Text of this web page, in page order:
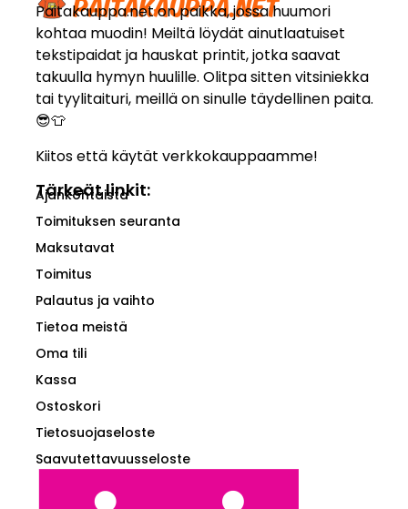
Paitakauppa.net on paikka, jossa huumori
kohtaa muodin! Meiltä löydät ainutlaatuiset
tekstipaidat ja hauskat printit, jotka saavat
takuulla hymyn huulille. Olitpa sitten vitsiniekka
tai tyylitaituri, meillä on sinulle täydellinen paita.
😎👕
Kiitos että käytät verkkokauppaamme!
Tärkeät linkit:
Ajankohtaista
Toimituksen seuranta
Maksutavat
Toimitus
Palautus ja vaihto
Tietoa meistä
Oma tili
Kassa
Ostoskori
Tietosuojaseloste
Saavutettavuusseloste